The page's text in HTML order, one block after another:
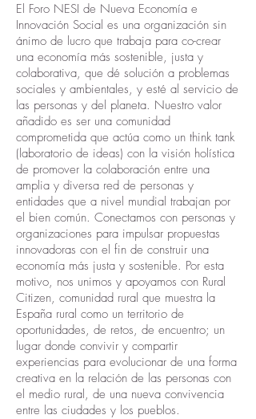
El Foro NESI de Nueva Economía e
Innovación Social es una organización sin
ánimo de lucro que trabaja para co-crear
una economía más sostenible, justa y
colaborativa, que dé solución a problemas
sociales y ambientales, y esté al servicio de
las personas y del planeta. Nuestro valor
añadido es ser una comunidad
comprometida que actúa como un think tank
(laboratorio de ideas) con la visión holística
de promover la colaboración entre una
amplia y diversa red de personas y
entidades que a nivel mundial trabajan por
el bien común. Conectamos con personas y
organizaciones para impulsar propuestas
innovadoras con el fin de construir una
economía más justa y sostenible. Por esta
motivo, nos unimos y apoyamos con Rural
Citizen, comunidad rural que muestra la
España rural como un territorio de
oportunidades, de retos, de encuentro; un
lugar donde convivir y compartir
experiencias para evolucionar de una forma
creativa en la relación de las personas con
el medio rural, de una nueva convivencia
entre las ciudades y los pueblos.